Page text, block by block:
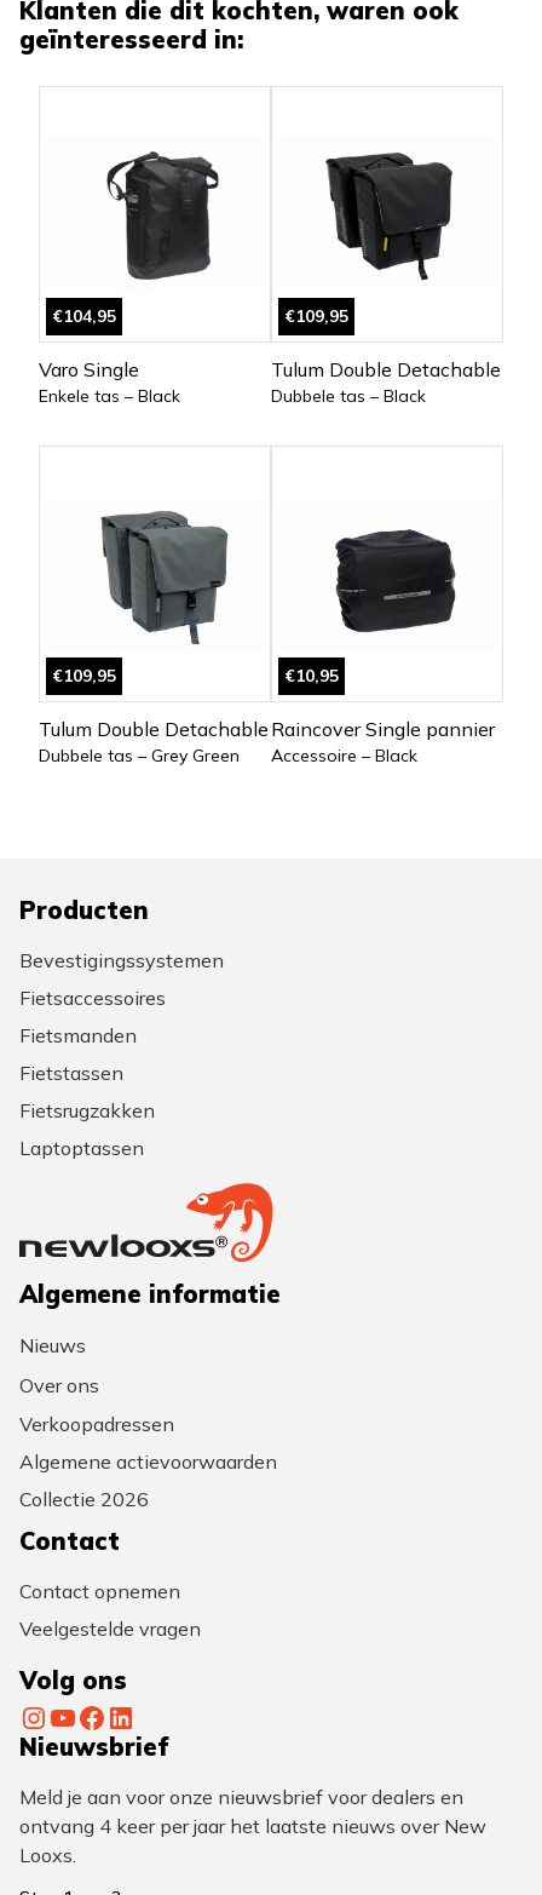
Klanten die dit kochten, waren ook
geïnteresseerd in:
€104,95
Varo Single
Enkele tas – Black
€109,95
Tulum Double Detachable
Dubbele tas – Black
€109,95
Tulum Double Detachable
Dubbele tas – Grey Green
€10,95
Raincover Single pannier
Accessoire – Black
Producten
Bevestigingssystemen
Fietsaccessoires
Fietsmanden
Fietstassen
Fietsrugzakken
Laptoptassen
Algemene informatie
Nieuws
Over ons
Verkoopadressen
Algemene actievoorwaarden
Collectie 2026
Contact
Contact opnemen
Veelgestelde vragen
Volg ons
InstagramYouTube Facebook LinkedIn
Nieuwsbrief
Meld je aan voor onze nieuwsbrief voor dealers en
ontvang 4 keer per jaar het laatste nieuws over New
Looxs.